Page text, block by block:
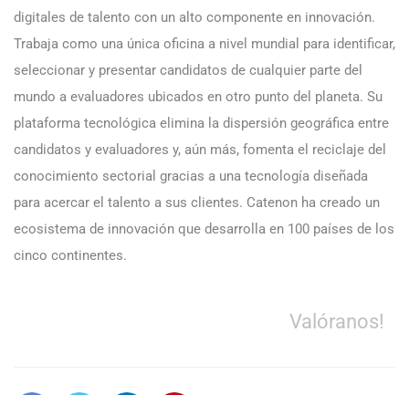
digitales de talento con un alto componente en innovación.
Trabaja como una única oficina a nivel mundial para identificar,
seleccionar y presentar candidatos de cualquier parte del
mundo a evaluadores ubicados en otro punto del planeta. Su
plataforma tecnológica elimina la dispersión geográfica entre
candidatos y evaluadores y, aún más, fomenta el reciclaje del
conocimiento sectorial gracias a una tecnología diseñada
para acercar el talento a sus clientes. Catenon ha creado un
ecosistema de innovación que desarrolla en 100 países de los
cinco continentes.
Valóranos!